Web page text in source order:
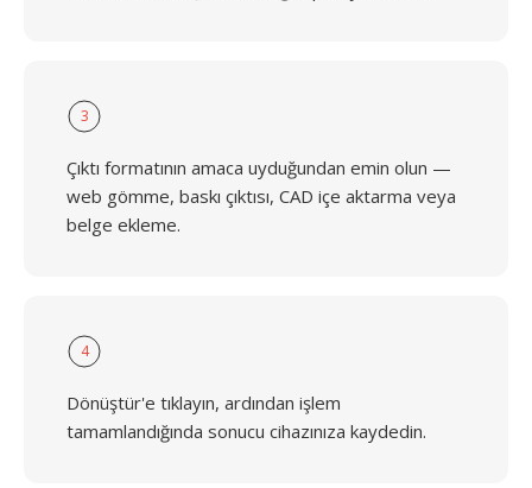
3
Çıktı formatının amaca uyduğundan emin olun —
web gömme, baskı çıktısı, CAD içe aktarma veya
belge ekleme.
4
Dönüştür'e tıklayın, ardından işlem
tamamlandığında sonucu cihazınıza kaydedin.